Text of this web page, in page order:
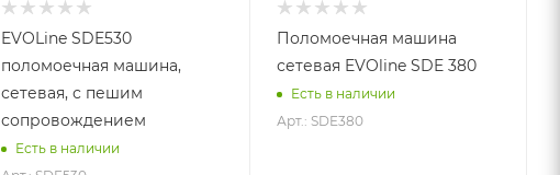
EVOLine SDE530
поломоечная машина,
сетевая, с пешим
сопровождением
Есть в наличии
Поломоечная машина
сетевая EVOline SDE 380
Есть в наличии
Арт.: SDE380